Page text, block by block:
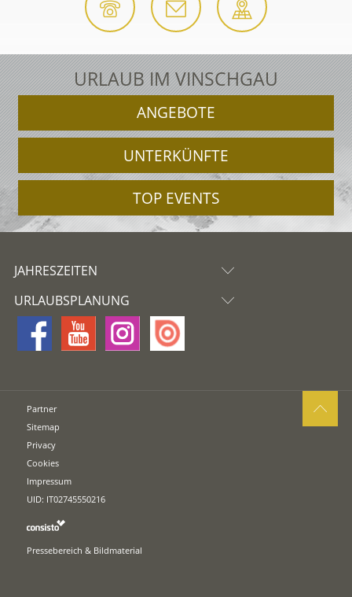
URLAUB IM VINSCHGAU
ANGEBOTE
UNTERKÜNFTE
TOP EVENTS
JAHRESZEITEN
URLAUBSPLANUNG
Partner
Sitemap
Privacy
Cookies
Impressum
UID: IT02745550216
Pressebereich & Bildmaterial